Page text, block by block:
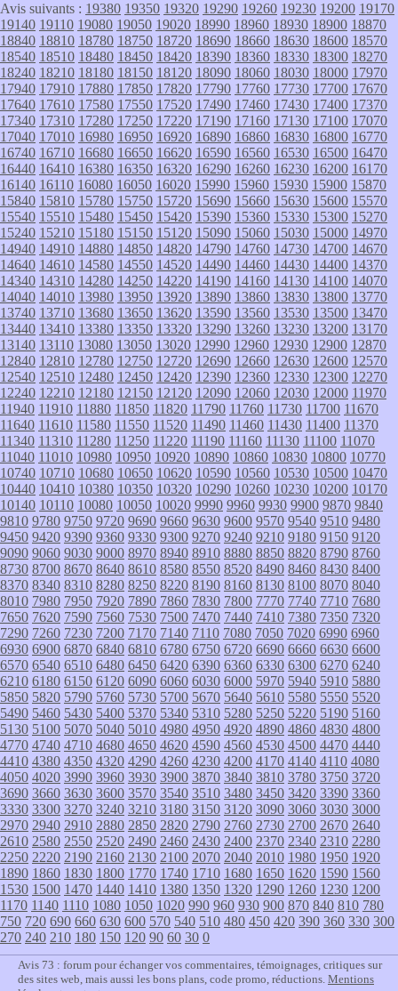
Avis suivants : 19380 19350 19320 19290 19260 19230 19200 19170
19140 19110 19080 19050 19020 18990 18960 18930 18900 18870
18840 18810 18780 18750 18720 18690 18660 18630 18600 18570
18540 18510 18480 18450 18420 18390 18360 18330 18300 18270
18240 18210 18180 18150 18120 18090 18060 18030 18000 17970
17940 17910 17880 17850 17820 17790 17760 17730 17700 17670
17640 17610 17580 17550 17520 17490 17460 17430 17400 17370
17340 17310 17280 17250 17220 17190 17160 17130 17100 17070
17040 17010 16980 16950 16920 16890 16860 16830 16800 16770
16740 16710 16680 16650 16620 16590 16560 16530 16500 16470
16440 16410 16380 16350 16320 16290 16260 16230 16200 16170
16140 16110 16080 16050 16020 15990 15960 15930 15900 15870
15840 15810 15780 15750 15720 15690 15660 15630 15600 15570
15540 15510 15480 15450 15420 15390 15360 15330 15300 15270
15240 15210 15180 15150 15120 15090 15060 15030 15000 14970
14940 14910 14880 14850 14820 14790 14760 14730 14700 14670
14640 14610 14580 14550 14520 14490 14460 14430 14400 14370
14340 14310 14280 14250 14220 14190 14160 14130 14100 14070
14040 14010 13980 13950 13920 13890 13860 13830 13800 13770
13740 13710 13680 13650 13620 13590 13560 13530 13500 13470
13440 13410 13380 13350 13320 13290 13260 13230 13200 13170
13140 13110 13080 13050 13020 12990 12960 12930 12900 12870
12840 12810 12780 12750 12720 12690 12660 12630 12600 12570
12540 12510 12480 12450 12420 12390 12360 12330 12300 12270
12240 12210 12180 12150 12120 12090 12060 12030 12000 11970
11940 11910 11880 11850 11820 11790 11760 11730 11700 11670
11640 11610 11580 11550 11520 11490 11460 11430 11400 11370
11340 11310 11280 11250 11220 11190 11160 11130 11100 11070
11040 11010 10980 10950 10920 10890 10860 10830 10800 10770
10740 10710 10680 10650 10620 10590 10560 10530 10500 10470
10440 10410 10380 10350 10320 10290 10260 10230 10200 10170
10140 10110 10080 10050 10020 9990 9960 9930 9900 9870 9840
9810 9780 9750 9720 9690 9660 9630 9600 9570 9540 9510 9480
9450 9420 9390 9360 9330 9300 9270 9240 9210 9180 9150 9120
9090 9060 9030 9000 8970 8940 8910 8880 8850 8820 8790 8760
8730 8700 8670 8640 8610 8580 8550 8520 8490 8460 8430 8400
8370 8340 8310 8280 8250 8220 8190 8160 8130 8100 8070 8040
8010 7980 7950 7920 7890 7860 7830 7800 7770 7740 7710 7680
7650 7620 7590 7560 7530 7500 7470 7440 7410 7380 7350 7320
7290 7260 7230 7200 7170 7140 7110 7080 7050 7020 6990 6960
6930 6900 6870 6840 6810 6780 6750 6720 6690 6660 6630 6600
6570 6540 6510 6480 6450 6420 6390 6360 6330 6300 6270 6240
6210 6180 6150 6120 6090 6060 6030 6000 5970 5940 5910 5880
5850 5820 5790 5760 5730 5700 5670 5640 5610 5580 5550 5520
5490 5460 5430 5400 5370 5340 5310 5280 5250 5220 5190 5160
5130 5100 5070 5040 5010 4980 4950 4920 4890 4860 4830 4800
4770 4740 4710 4680 4650 4620 4590 4560 4530 4500 4470 4440
4410 4380 4350 4320 4290 4260 4230 4200 4170 4140 4110 4080
4050 4020 3990 3960 3930 3900 3870 3840 3810 3780 3750 3720
3690 3660 3630 3600 3570 3540 3510 3480 3450 3420 3390 3360
3330 3300 3270 3240 3210 3180 3150 3120 3090 3060 3030 3000
2970 2940 2910 2880 2850 2820 2790 2760 2730 2700 2670 2640
2610 2580 2550 2520 2490 2460 2430 2400 2370 2340 2310 2280
2250 2220 2190 2160 2130 2100 2070 2040 2010 1980 1950 1920
1890 1860 1830 1800 1770 1740 1710 1680 1650 1620 1590 1560
1530 1500 1470 1440 1410 1380 1350 1320 1290 1260 1230 1200
1170 1140 1110 1080 1050 1020 990 960 930 900 870 840 810 780
750 720 690 660 630 600 570 540 510 480 450 420 390 360 330 300
270 240 210 180 150 120 90 60 30 0
Avis 73 : forum pour échanger vos commentaires, témoignages, critiques sur
des sites web, mais aussi les bons plans, code promo, réductions. Mentions